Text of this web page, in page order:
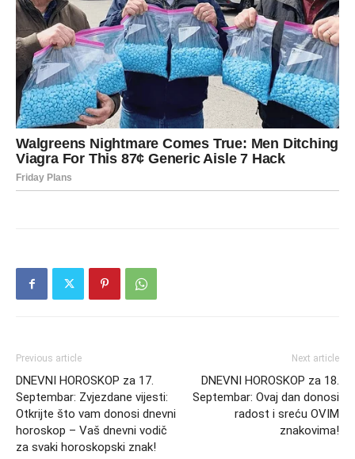
Previous article
DNEVNI HOROSKOP za 17.
Septembar: Zvjezdane vijesti:
Otkrijte što vam donosi dnevni
horoskop – Vaš dnevni vodič
za svaki horoskopski znak!
Next article
DNEVNI HOROSKOP za 18.
Septembar: Ovaj dan donosi
radost i sreću OVIM
znakovima!